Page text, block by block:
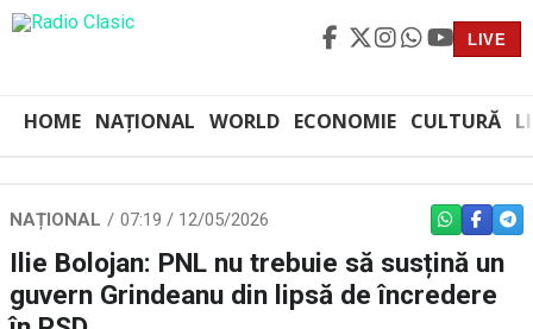
LIVE
HOME NAȚIONAL WORLD ECONOMIE CULTURĂ
NAȚIONAL 07:19 / 12/05/2026 WHATSAPP
Ilie Bolojan: PNL nu trebuie să susțină un
guvern Grindeanu din lipsă de încredere